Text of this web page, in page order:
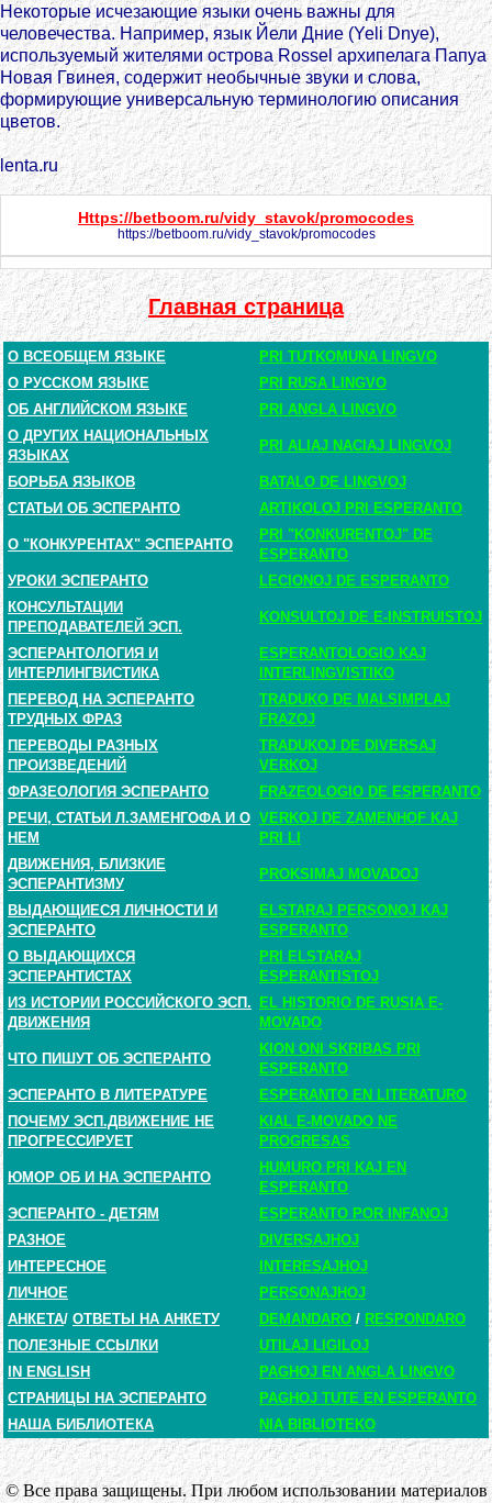
Некоторые исчезающие языки очень важны для
человечества. Например, язык Йели Дние (Yeli Dnye),
используемый жителями острова Rossel архипелага Папуа
Новая Гвинея, содержит необычные звуки и слова,
формирующие универсальную терминологию описания
цветов.
lenta.ru
Https://betboom.ru/vidy_stavok/promocodes
https://betboom.ru/vidy_stavok/promocodes
Главная страница
О ВСЕОБЩЕМ ЯЗЫКЕ
PRI TUTKOMUNA LINGVO
О РУССКОМ ЯЗЫКЕ
PRI RUSA LINGVO
ОБ АНГЛИЙСКОМ ЯЗЫКЕ
PRI ANGLA LINGVO
О ДРУГИХ НАЦИОНАЛЬНЫХ
ЯЗЫКАХ
PRI ALIAJ NACIAJ LINGVOJ
БОРЬБА ЯЗЫКОВ
BATALO DE LINGVOJ
СТАТЬИ ОБ ЭСПЕРАНТО
ARTIKOLOJ PRI ESPERANTO
О "КОНКУРЕНТАХ" ЭСПЕРАНТО
PRI "KONKURENTOJ" DE
ESPERANTO
УРОКИ ЭСПЕРАНТО
LECIONOJ DE ESPERANTO
КОНСУЛЬТАЦИИ
ПРЕПОДАВАТЕЛЕЙ ЭСП.
KONSULTOJ DE E-INSTRUISTOJ
ЭСПЕРАНТОЛОГИЯ И
ИНТЕРЛИНГВИСТИКА
ESPERANTOLOGIO KAJ
INTERLINGVISTIKO
ПЕРЕВОД НА ЭСПЕРАНТО
ТРУДНЫХ ФРАЗ
TRADUKO DE MALSIMPLAJ
FRAZOJ
ПЕРЕВОДЫ РАЗНЫХ
ПРОИЗВЕДЕНИЙ
TRADUKOJ DE DIVERSAJ
VERKOJ
ФРАЗЕОЛОГИЯ ЭСПЕРАНТО
FRAZEOLOGIO DE ESPERANTO
РЕЧИ, СТАТЬИ Л.ЗАМЕНГОФА И О
НЕМ
VERKOJ DE ZAMENHOF KAJ
PRI LI
ДВИЖЕНИЯ, БЛИЗКИЕ
ЭСПЕРАНТИЗМУ
PROKSIMAJ MOVADOJ
ВЫДАЮЩИЕСЯ ЛИЧНОСТИ И
ЭСПЕРАНТО
ELSTARAJ PERSONOJ KAJ
ESPERANTO
О ВЫДАЮЩИХСЯ
ЭСПЕРАНТИСТАХ
PRI ELSTARAJ
ESPERANTISTOJ
ИЗ ИСТОРИИ РОССИЙСКОГО ЭСП.
ДВИЖЕНИЯ
EL HISTORIO DE RUSIA E-
MOVADO
ЧТО ПИШУТ ОБ ЭСПЕРАНТО
KION ONI SKRIBAS PRI
ESPERANTO
ЭСПЕРАНТО В ЛИТЕРАТУРЕ
ESPERANTO EN LITERATURO
ПОЧЕМУ ЭСП.ДВИЖЕНИЕ НЕ
ПРОГРЕССИРУЕТ
KIAL E-MOVADO NE
PROGRESAS
ЮМОР ОБ И НА ЭСПЕРАНТО
HUMURO PRI KAJ EN
ESPERANTO
ЭСПЕРАНТО - ДЕТЯМ
ESPERANTO POR INFANOJ
РАЗНОЕ
DIVERSAJHOJ
ИНТЕРЕСНОЕ
INTERESAJHOJ
ЛИЧНОЕ
PERSONAJHOJ
АНКЕТА/ ОТВЕТЫ НА АНКЕТУ DEMANDARO / RESPONDARO
ПОЛЕЗНЫЕ ССЫЛКИ
UTILAJ LIGILOJ
IN ENGLISH
PAGHOJ EN ANGLA LINGVO
СТРАНИЦЫ НА ЭСПЕРАНТО
PAGHOJ TUTE EN ESPERANTO
НАША БИБЛИОТЕКА
NIA BIBLIOTEKO
© Все права защищены. При любом использовании материалов